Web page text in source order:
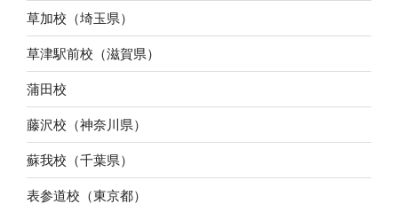
草加校（埼玉県）
草津駅前校（滋賀県）
蒲田校
藤沢校（神奈川県）
蘇我校（千葉県）
表参道校（東京都）